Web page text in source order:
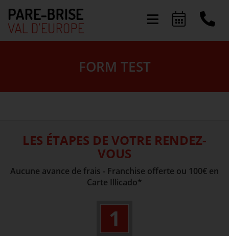
FORM TEST
LES ÉTAPES DE VOTRE RENDEZ-
VOUS
Aucune avance de frais - Franchise offerte ou 100€ en
Carte Illicado*
1